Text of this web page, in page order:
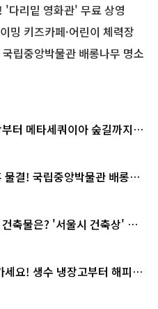
'다리밑 영화관' 무료 상영
밍 키즈카페·어린이 체력장
립중앙박물관 배롱나무 명소
터 메타세쿼이아 숲길까지…
물결! 국립중앙박물관 배롱나
축물은? '서울시 건축상' 수
세요! 생수 냉장고부터 해피소